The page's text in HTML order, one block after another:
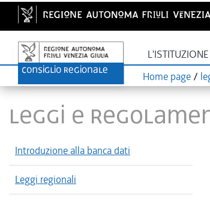
L'ISTITUZIONE
Home page /
LEGGI E
Introduzione alla banca dati
Leggi regionali